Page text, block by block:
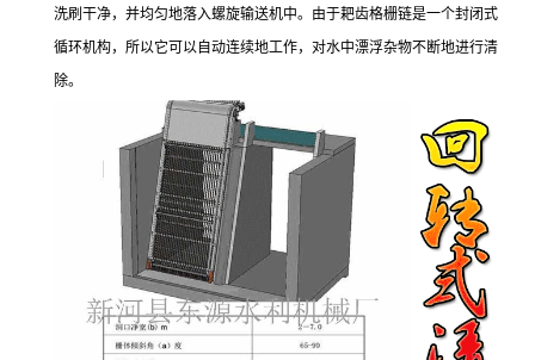
洗刷干净，并均匀地落入螺旋输送机中。由于耙齿格栅链是一个封闭式
循环机构，所以它可以自动连续地工作，对水中漂浮杂物不断地进行清
除。